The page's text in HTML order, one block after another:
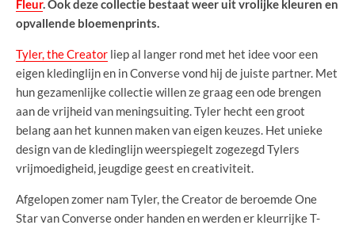
Fleur. Ook deze collectie bestaat weer uit vrolijke kleuren en
opvallende bloemenprints.
Tyler, the Creator liep al langer rond met het idee voor een
eigen kledinglijn en in Converse vond hij de juiste partner. Met
hun gezamenlijke collectie willen ze graag een ode brengen
aan de vrijheid van meningsuiting. Tyler hecht een groot
belang aan het kunnen maken van eigen keuzes. Het unieke
design van de kledinglijn weerspiegelt zogezegd Tylers
vrijmoedigheid, jeugdige geest en creativiteit.
Afgelopen zomer nam Tyler, the Creator de beroemde One
Star van Converse onder handen en werden er kleurrijke T-